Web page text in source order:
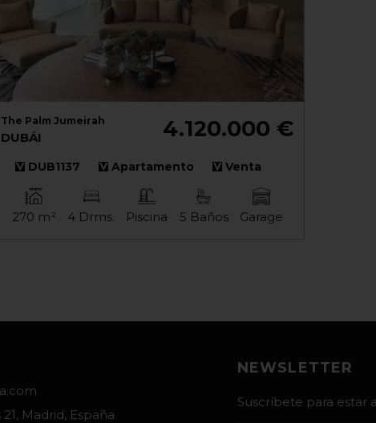
The Palm Jumeirah
DUBÁI 4.120.000 €
DUB1137 Apartamento Venta
270 m² 4 Drms. Piscina 5 Baños Garage
Madrid, España
NEWSLETTER
Suscríbete para estar